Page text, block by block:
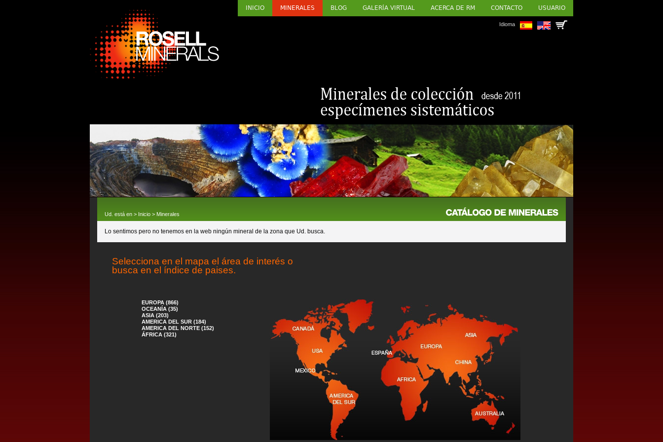
INICIO MINERALES BLOG GALERÍA VIRTUAL ACERCA DE RM CONTACTO USUARIO
Idioma
Ud. está en > Inicio > Minerales
Lo sentimos pero no tenemos en la web ningún mineral de la zona que Ud. busca.
Selecciona en el mapa el área de interés o
busca en el índice de paises.
EUROPA (866)
OCEANÍA (35)
ASIA (203)
AMERICA DEL SUR (184)
AMERICA DEL NORTE (152)
ÁFRICA (321)